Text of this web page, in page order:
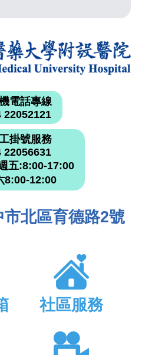
電話專線
22052121
掛號服務
22056631
五:8:00-17:00
8:00-12:00
北區育德路2號
社區服務